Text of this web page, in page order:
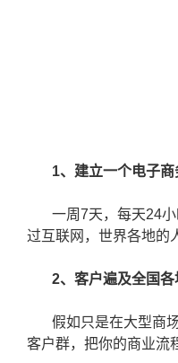
1、建立一个电子商
一周7天，每天24
过互联网，世界各地的
2、客户遍及全国各
假如只是在大型商
客户群，把你的商业流